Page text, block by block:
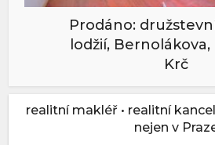
Prodáno:
lodžií, Bernolákova,
Krč
realitní makléř • realitní
nejen v